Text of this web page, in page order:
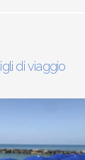
di viaggio